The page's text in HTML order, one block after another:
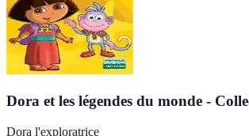
Dora et les légendes du monde -
Dora l'exploratrice